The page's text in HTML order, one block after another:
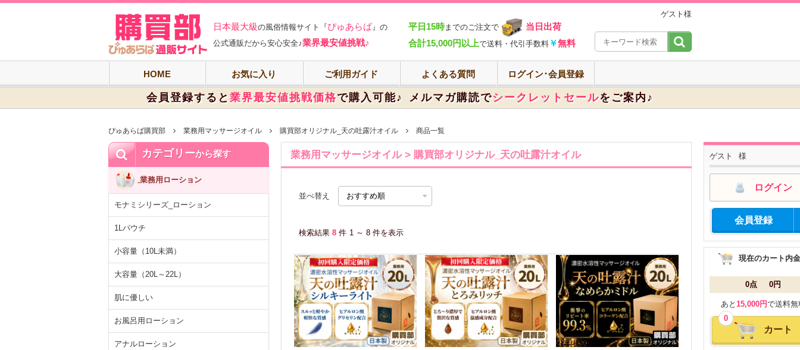
ゲスト様
日本最大級の風俗情報サイト『ぴゅあらば』の
公式通販だから安心安全♪業界最安値挑戦♪
平日15時までのご注文で
当日出荷
合計15,000円以上で送料・代引手数料 ￥無料
HOME お気に入り ご利用ガイド よくある質問 ログイン･会員登録
会員登録すると 業界最安値挑戦価格で購入可能♪ メルマガ購読でシークレットセールをご案内♪
ぴゅあらば購買部 業務用マッサージオイル 購買部オリジナル_天の吐露汁オイル 商品一覧
ゲスト 様
ログイン
会員登録
現在のカート内
0点 0円
あと 15,000円で送料無
0
カート
カテゴリーから探す
業務用ローション
モナミシリーズ_ローション
1Lパウチ
小容量（10L未満）
大容量（20L～22L）
肌に優しい
お風呂用ローション
アナルローション
業務用マッサージオイル > 購買部オリジナル_天の吐露汁オイル
並べ替え
検索結果 8 件 1 ～ 8 件を表示